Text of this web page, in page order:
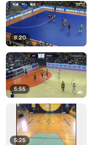
8:20
5:55
5:25